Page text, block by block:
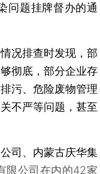
问题挂牌督办的通
况排查时发现，部
彻底，部分企业存
污、危险废物管理
不严等问题，甚至
司、内蒙古庆华集
限公司在内的42家